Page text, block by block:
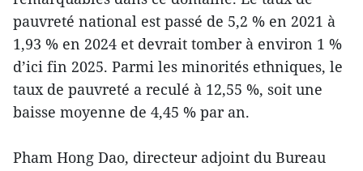
pauvreté national est passé de 5,2 % en 2021 à
1,93 % en 2024 et devrait tomber à environ 1 %
d’ici fin 2025. Parmi les minorités ethniques, le
taux de pauvreté a reculé à 12,55 %, soit une
baisse moyenne de 4,45 % par an.
Pham Hong Dao, directeur adjoint du Bureau